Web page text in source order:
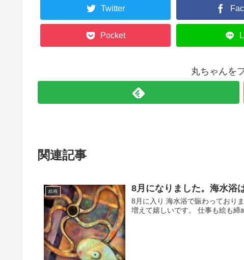
Twitter
Pocket
丸ちゃんを
関連記事
絵画 8月になりました。海水浴
8月に入り 海水浴で賑わっており
増えて嬉しいです。 仕事も絵も締